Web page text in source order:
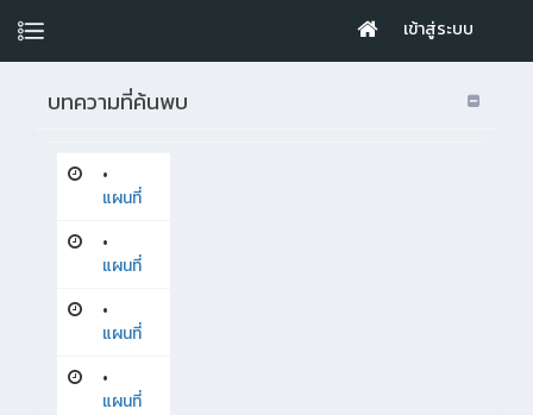
เข้าสู่ระบบ
บทความที่ค้นพบ
•
แผนที่
•
แผนที่
•
แผนที่
•
แผนที่